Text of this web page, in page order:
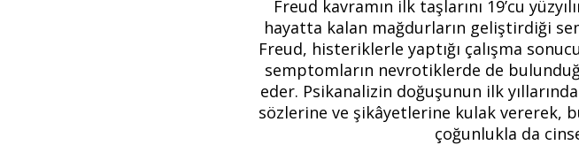
Freud kavramın ilk taşlarını 19’cu
hayatta kalan mağdurların geliştirdiği
Freud, histeriklerle yaptığı çalışma
semptomların nevrotiklerde de
eder. Psikanalizin doğuşunun ilk
sözlerine ve şikâyetlerine kulak vererek,
çoğunlukla da